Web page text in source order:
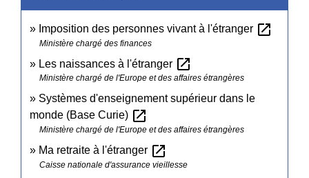
Imposition des personnes vivant à l'étranger open_in_new
Ministère chargé des finances
Les naissances à l'étranger open_in_new
Ministère chargé de l'Europe et des affaires étrangères
Systèmes d'enseignement supérieur dans le
monde (Base Curie) open_in_new
Ministère chargé de l'Europe et des affaires étrangères
Ma retraite à l'étranger open_in_new
Caisse nationale d'assurance vieillesse